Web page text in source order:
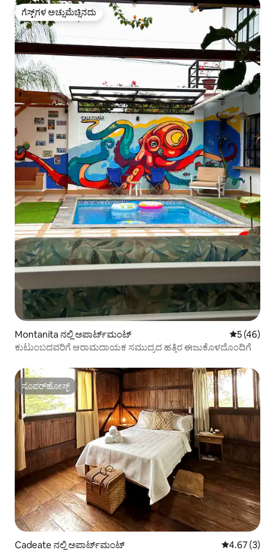
ಗೆಸ್ಟ್‌ಗಳ ಅಚ್ಚುಮೆಚ್ಚಿನದು
ಗೆಸ್ಟ್‌ಗಳ ಅಚ್ಚುಮೆಚ್ಚಿನದು
Montanita ನಲ್ಲಿ ಅಪಾರ್ಟ್‌ಮಂಟ್ 5 ರಲ್ಲಿ 5
5 (46)
ಕುಟುಂಬದವರಿಗೆ ಆರಾಮದಾಯಕ ಸಮುದ್ರದ ಹತ್ತಿರ ಈಜುಕೊಳದೊಂದಿಗೆ
ಸೂಪರ್‌ಹೋಸ್ಟ್
ಸೂಪರ್‌ಹೋಸ್ಟ್
Cadeate ನಲ್ಲಿ ಅಪಾರ್ಟ್‌ಮಂಟ್ 5 ರಲ್ಲಿ 4.67
4.67 (3)